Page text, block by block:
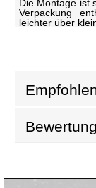
Die Montage ist
Verpackung
leichter über